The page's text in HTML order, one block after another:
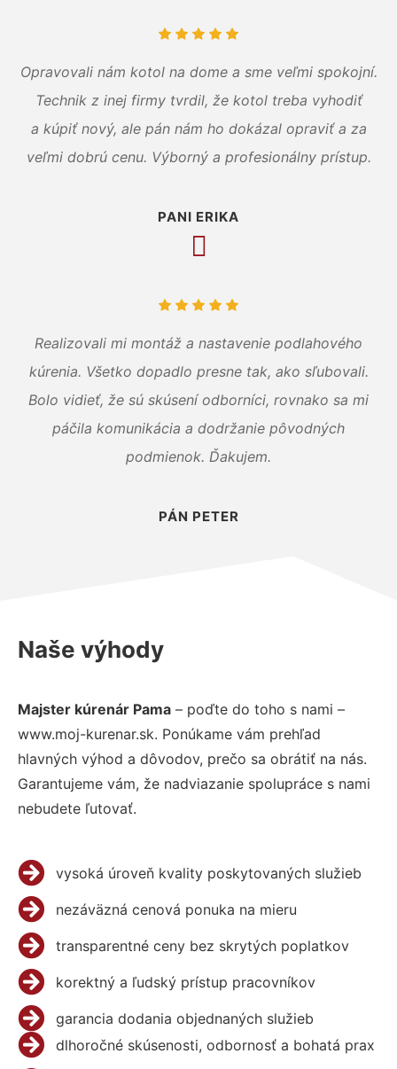
Opravovali nám kotol na dome a sme veľmi spokojní.
Technik z inej firmy tvrdil, že kotol treba vyhodiť
a kúpiť nový, ale pán nám ho dokázal opraviť a za
veľmi dobrú cenu. Výborný a profesionálny prístup.
PANI ERIKA
Realizovali mi montáž a nastavenie podlahového
kúrenia. Všetko dopadlo presne tak, ako sľubovali.
Bolo vidieť, že sú skúsení odborníci, rovnako sa mi
páčila komunikácia a dodržanie pôvodných
podmienok. Ďakujem.
PÁN PETER
Naše výhody
Majster kúrenár Pama – poďte do toho s nami –
www.moj-kurenar.sk. Ponúkame vám prehľad
hlavných výhod a dôvodov, prečo sa obrátiť na nás.
Garantujeme vám, že nadviazanie spolupráce s nami
nebudete ľutovať.
vysoká úroveň kvality poskytovaných služieb
nezáväzná cenová ponuka na mieru
transparentné ceny bez skrytých poplatkov
korektný a ľudský prístup pracovníkov
garancia dodania objednaných služieb
dlhoročné skúsenosti, odbornosť a bohatá prax